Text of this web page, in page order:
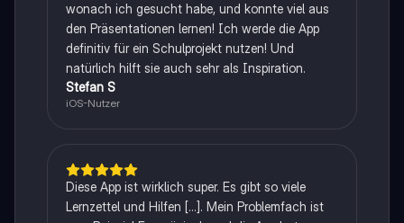
wonach ich gesucht habe, und konnte viel aus
den Präsentationen lernen! Ich werde die App
definitiv für ein Schulprojekt nutzen! Und
natürlich hilft sie auch sehr als Inspiration.
Stefan S
iOS-Nutzer
Diese App ist wirklich super. Es gibt so viele
Lernzettel und Hilfen [...]. Mein Problemfach ist